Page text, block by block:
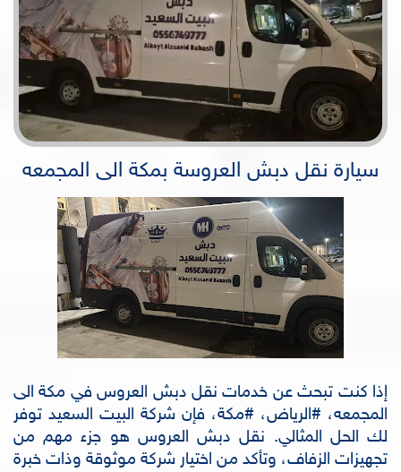
سيارة نقل دبش العروسة بمكة الى المجمعه
إذا كنت تبحث عن خدمات نقل دبش العروس في مكة الى
المجمعه، #الرياض، #مكة، فإن شركة البيت السعيد توفر
لك الحل المثالي. نقل دبش العروس هو جزء مهم من
تجهيزات الزفاف، وتأكد من اختيار شركة موثوقة وذات خبرة